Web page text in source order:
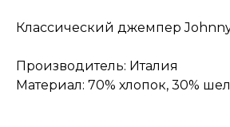
Классический джемпер
Производитель: Италия
Материал: 70% хлопок, 30%